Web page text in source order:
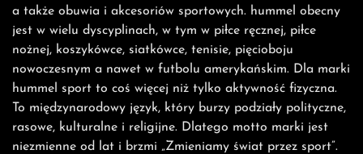
a także obuwia i akcesoriów sportowych. hummel obecny
jest w wielu dyscyplinach, w tym w piłce ręcznej, piłce
nożnej, koszykówce, siatkówce, tenisie, pięcioboju
nowoczesnym a nawet w futbolu amerykańskim. Dla marki
hummel sport to coś więcej niż tylko aktywność fizyczna.
To międzynarodowy język, który burzy podziały polityczne,
rasowe, kulturalne i religijne. Dlatego motto marki jest
niezmienne od lat i brzmi „Zmieniamy świat przez sport”.